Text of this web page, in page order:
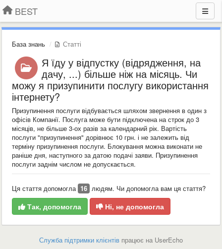
BEST
База знань Статті
Я їду у відпустку (відрядження, на
дачу, ...) більше ніж на місяць. Чи
можу я призупинити послугу використання
інтернету?
Призупинення послуги відбувається шляхом звернення в один з
офісів Компанії. Послуга може бути підключена на строк до 3
місяців, не більше 3-ох разів за календарний рік. Вартість
послуги "призупинення" дорівнює 10 грн. і не залежить від
терміну призупинення послуги. Блокування можна виконати не
раніше дня, наступного за датою подачі заяви. Призупинення
послуги заднім числом не допускається.
Ця стаття допомогла 16 людям. Чи допомогла вам ця стаття?
Так, допомогла Ні, не допомогла
Служба підтримки клієнтів працює на UserEcho